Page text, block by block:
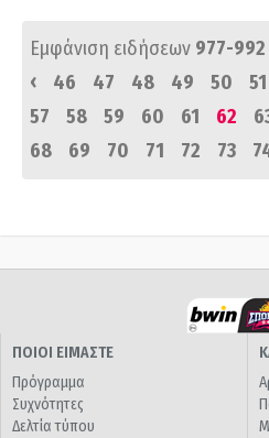
Εμφάνιση ειδήσεων 977-992
‹
46 47 48 49 50 51
57
58 59 60 61 62
68
69 70 71 72 73
ΠΟΙΟΙ ΕΙΜΑΣΤΕ
Πρόγραμμα
Συχνότητες
Δελτία τύπου